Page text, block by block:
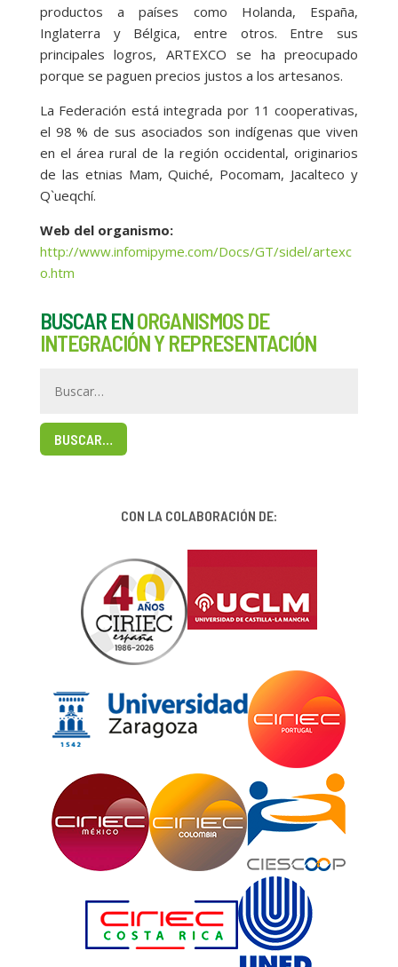
productos a países como Holanda, España,
Inglaterra y Bélgica, entre otros. Entre sus
principales logros, ARTEXCO se ha preocupado
porque se paguen precios justos a los artesanos.
La Federación está integrada por 11 cooperativas,
el 98 % de sus asociados son indígenas que viven
en el área rural de la región occidental, originarios
de las etnias Mam, Quiché, Pocomam, Jacalteco y
Q`ueqchí.
Web del organismo:
http://www.infomipyme.com/Docs/GT/sidel/artexc
o.htm
BUSCAR ENORGANISMOS DE
INTEGRACIÓN Y REPRESENTACIÓN
BUSCAR…
CON LA COLABORACIÓN DE: